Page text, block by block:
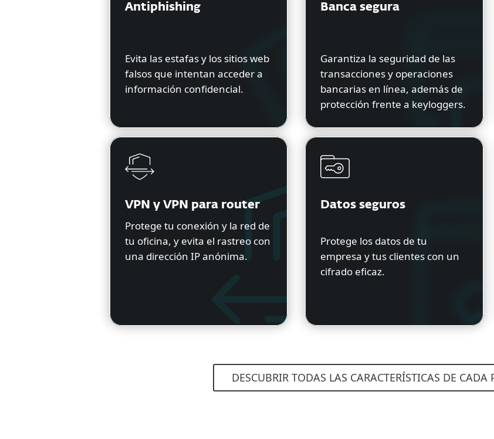
Antiphishing
Evita las estafas y los sitios web
falsos que intentan acceder a
información confidencial.
Banca segura
Garantiza la seguridad de las
transacciones y operaciones
bancarias en línea, además de
protección frente a keyloggers.
VPN y VPN para router
Protege tu conexión y la red de
tu oficina, y evita el rastreo con
una dirección IP anónima.
Datos seguros
Protege los datos de tu
empresa y tus clientes con un
cifrado eficaz.
DESCUBRIR TODAS LAS CARACTERÍSTICAS DE CADA